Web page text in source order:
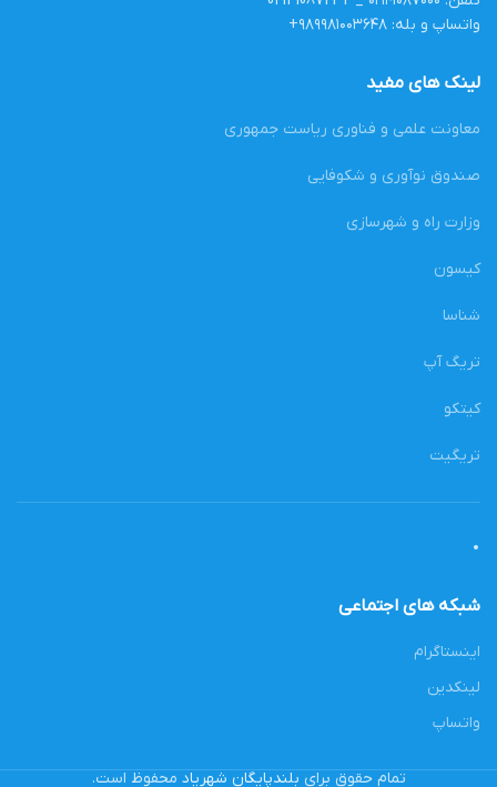
واتساپ و بله: ۹۸۹۹۸۱۰۰۳۶۴۸+
لینک های مفید
معاونت علمی و فناوری ریاست جمهوری
صندوق نوآوری و شکوفایی
وزارت راه و شهرسازی
کیسون
شناسا
تریگ آپ
کیتکو
تریگیت
شبکه های اجتماعی
اینستاگرام
لینکدین
واتساپ
تمام حقوق برای بلندپایگان شهریاد محفوظ است.